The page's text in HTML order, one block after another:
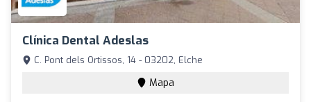
Clínica Dental Adeslas
C. Pont dels Ortissos, 14 - 03202, Elche
Mapa